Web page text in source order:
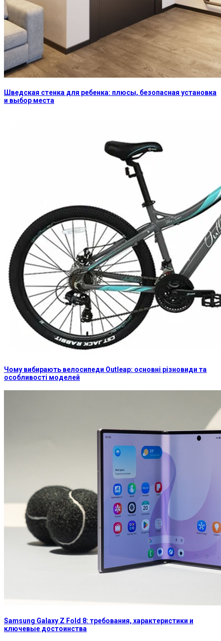
Шведская стенка для ребенка: плюсы, безопасная установка
и выбор места
Чому вибирають велосипеди Outleap: основні різновиди та
особливості моделей
Samsung Galaxy Z Fold 8: требования, характеристики и
ключевые достоинства